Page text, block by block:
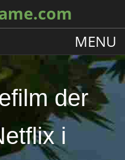
MENU
der
i